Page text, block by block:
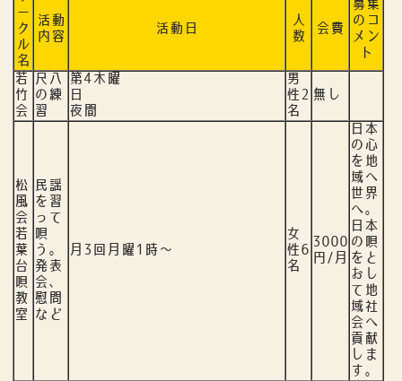
ー
ク
ル
名
活動
内容
活動日
人
数
会費
募集
のコ
メン
ト
若
竹
会
尺八
の練
習
第4木曜
日
夜間
男
性2
名
無し
松
風
会
若
葉
台
唄
教
室
民謡
を習
って
唄
う。
発表
会、
慰問
など
月3回月曜1時～
女
性6
名
3000
円/月
日本
の心
を地
域へ
世界
へ。
日本
の唄
をと
おし
て地
域社
会へ
貢献
しま
す。